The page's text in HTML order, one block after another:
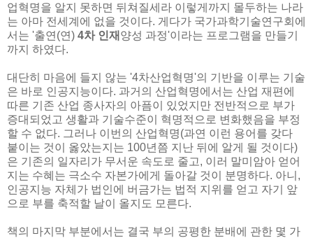
업혁명을 알지 못하면 뒤쳐질세라 이렇게까지 몰두하는 나라
는 아마 전세계에 없을 것이다. 게다가 국가과학기술연구회에
서는 '출연(연) 4차 인재 양성 과정'이라는 프로그램을 만들기
까지 하였다.
대단히 마음에 들지 않는 '4차산업혁명'의 기반을 이루는 기술
은 바로 인공지능이다. 과거의 산업혁명에서는 산업 재편에
따른 기존 산업 종사자의 아픔이 있었지만 전반적으로 부가
증대되었고 생활과 기술수준이 혁명적으로 변화했음을 부정
할 수 없다. 그러나 이번의 산업혁명(과연 이런 용어를 갖다
붙이는 것이 옳았는지는 100년쯤 지난 뒤에 알게 될 것이다)
은 기존의 일자리가 무서운 속도로 줄고, 이러 말미암아 얻어
지는 수혜는 극소수 자본가에게 돌아갈 것이 분명하다. 아니,
인공지능 자체가 법인에 버금가는 법적 지위를 얻고 자기 앞
으로 부를 축적할 날이 올지도 모른다.
책의 마지막 부분에서는 결국 부의 공평한 분배에 관한 몇 가